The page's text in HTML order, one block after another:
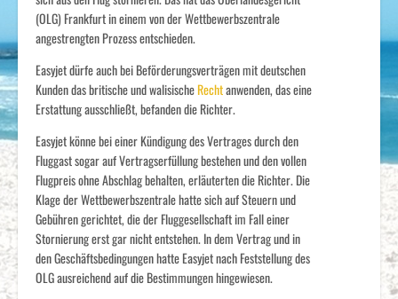
(OLG) Frankfurt in einem von der Wettbewerbszentrale
angestrengten Prozess entschieden.
Easyjet dürfe auch bei Beförderungsverträgen mit deutschen
Kunden das britische und walisischeRechtanwenden, das eine
Erstattung ausschließt, befanden die Richter.
Easyjet könne bei einer Kündigung des Vertrages durch den
Fluggast sogar auf Vertragserfüllung bestehen und den vollen
Flugpreis ohne Abschlag behalten, erläuterten die Richter. Die
Klage der Wettbewerbszentrale hatte sich auf Steuern und
Gebühren gerichtet, die der Fluggesellschaft im Fall einer
Stornierung erst gar nicht entstehen. In dem Vertrag und in
den Geschäftsbedingungen hatte Easyjet nach Feststellung des
OLG ausreichend auf die Bestimmungen hingewiesen.